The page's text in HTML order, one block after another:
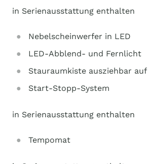
in Serienausstattung enthalten
Nebelscheinwerfer in LED
LED-Abblend- und Fernlicht
Stauraumkiste ausziehbar
Start-Stopp-System
in Serienausstattung enthalten
Tempomat